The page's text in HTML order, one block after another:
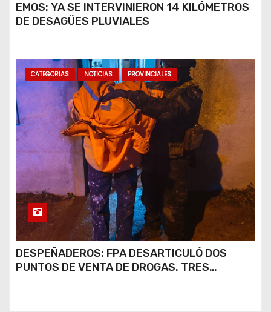
EMOS: YA SE INTERVINIERON 14 KILÓMETROS
DE DESAGÜES PLUVIALES
CATEGORIAS NOTICIAS PROVINCIALES
DESPEÑADEROS: FPA DESARTICULÓ DOS
PUNTOS DE VENTA DE DROGAS. TRES